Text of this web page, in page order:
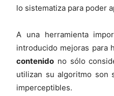
lo sistematiza para poder
A una herramienta
introducido mejoras para
contenido no sólo
utilizan su algoritmo son
imperceptibles.